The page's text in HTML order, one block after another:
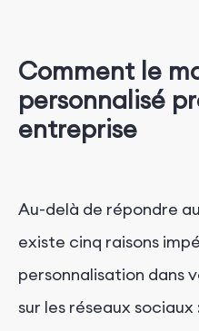
Comment le
personnalisé
entreprise
Au-delà de répondre
existe cinq raisons
personnalisation dans
sur les réseaux sociaux